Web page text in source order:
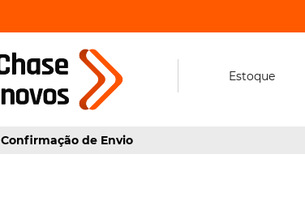
Estoque
Confirmação de Envio